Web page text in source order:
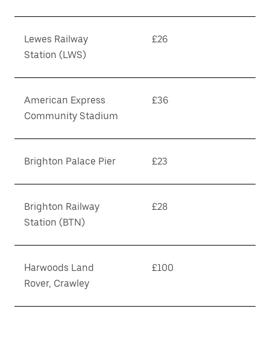
Lewes Railway
Station (LWS)
£26
American Express
Community Stadium
£36
Brighton Palace Pier £23
Brighton Railway
Station (BTN)
£28
Harwoods Land
Rover, Crawley
£100